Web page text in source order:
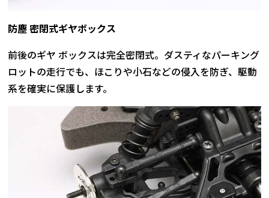
防塵 密閉式ギヤボックス
前後のギヤ ボックスは完全密閉式。ダスティなパーキング
ロットの走行でも、ほこりや小石などの侵入を防ぎ、駆動
系を確実に保護します。